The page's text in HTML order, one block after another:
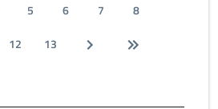
5 6 7
8
12 13